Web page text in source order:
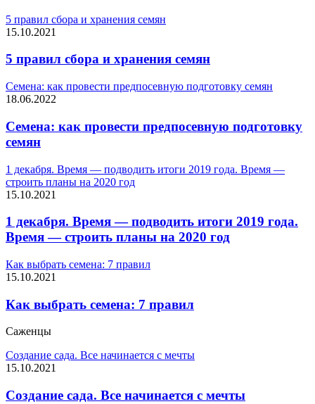
5 правил сбора и хранения семян
15.10.2021
5 правил сбора и хранения семян
Семена: как провести предпосевную подготовку семян
18.06.2022
Семена: как провести предпосевную подготовку
семян
1 декабря. Время — подводить итоги 2019 года. Время —
строить планы на 2020 год
15.10.2021
1 декабря. Время — подводить итоги 2019 года.
Время — строить планы на 2020 год
Как выбрать семена: 7 правил
15.10.2021
Как выбрать семена: 7 правил
Саженцы
Создание сада. Все начинается с мечты
15.10.2021
Создание сада. Все начинается с мечты